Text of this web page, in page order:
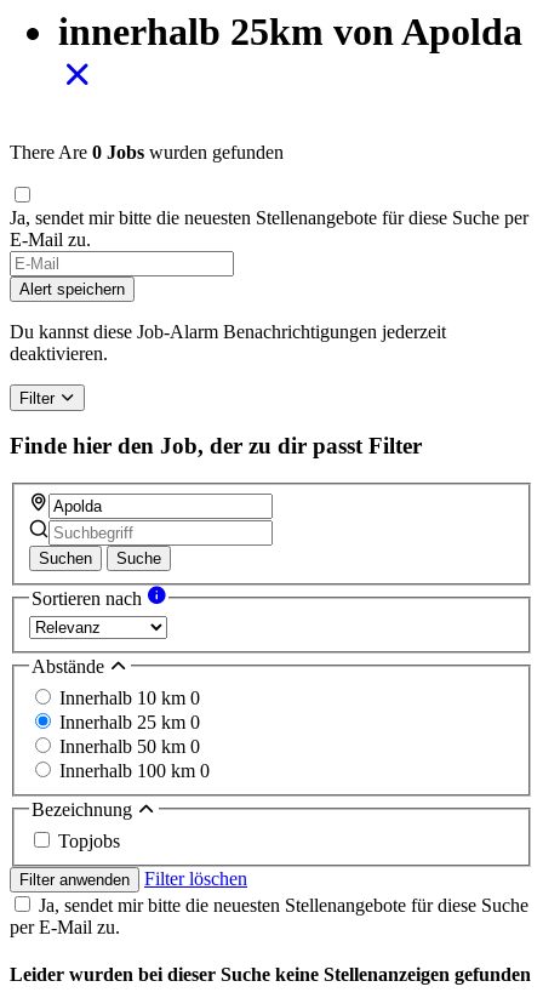
innerhalb 25km von Apolda
There Are 0 Jobs wurden gefunden
Ja, sendet mir bitte die neuesten Stellenangebote für diese Suche per
E-Mail zu.
Alert speichern
Du kannst diese Job-Alarm Benachrichtigungen jederzeit
deaktivieren.
Filter
Finde hier den Job, der zu dir passt Filter
Suchen Suche
Sortieren nach
Abstände
Innerhalb 10 km 0
Innerhalb 25 km 0
Innerhalb 50 km 0
Innerhalb 100 km 0
Bezeichnung
Topjobs
Filter anwenden
Filter löschen
Ja, sendet mir bitte die neuesten Stellenangebote für diese Suche
per E-Mail zu.
Leider wurden bei dieser Suche keine Stellenanzeigen gefunden